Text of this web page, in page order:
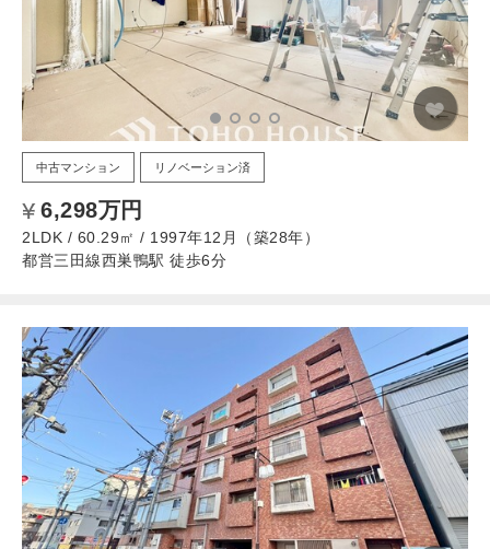
中古マンション リノベーション済
6,298万円
2LDK / 60.29㎡ / 1997年12月（築28年）
都営三田線西巣鴨駅 徒歩6分